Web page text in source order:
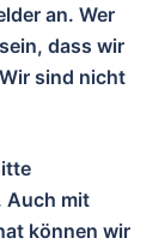
an. Wer
dass wir
sind nicht
Auch mit
können wir